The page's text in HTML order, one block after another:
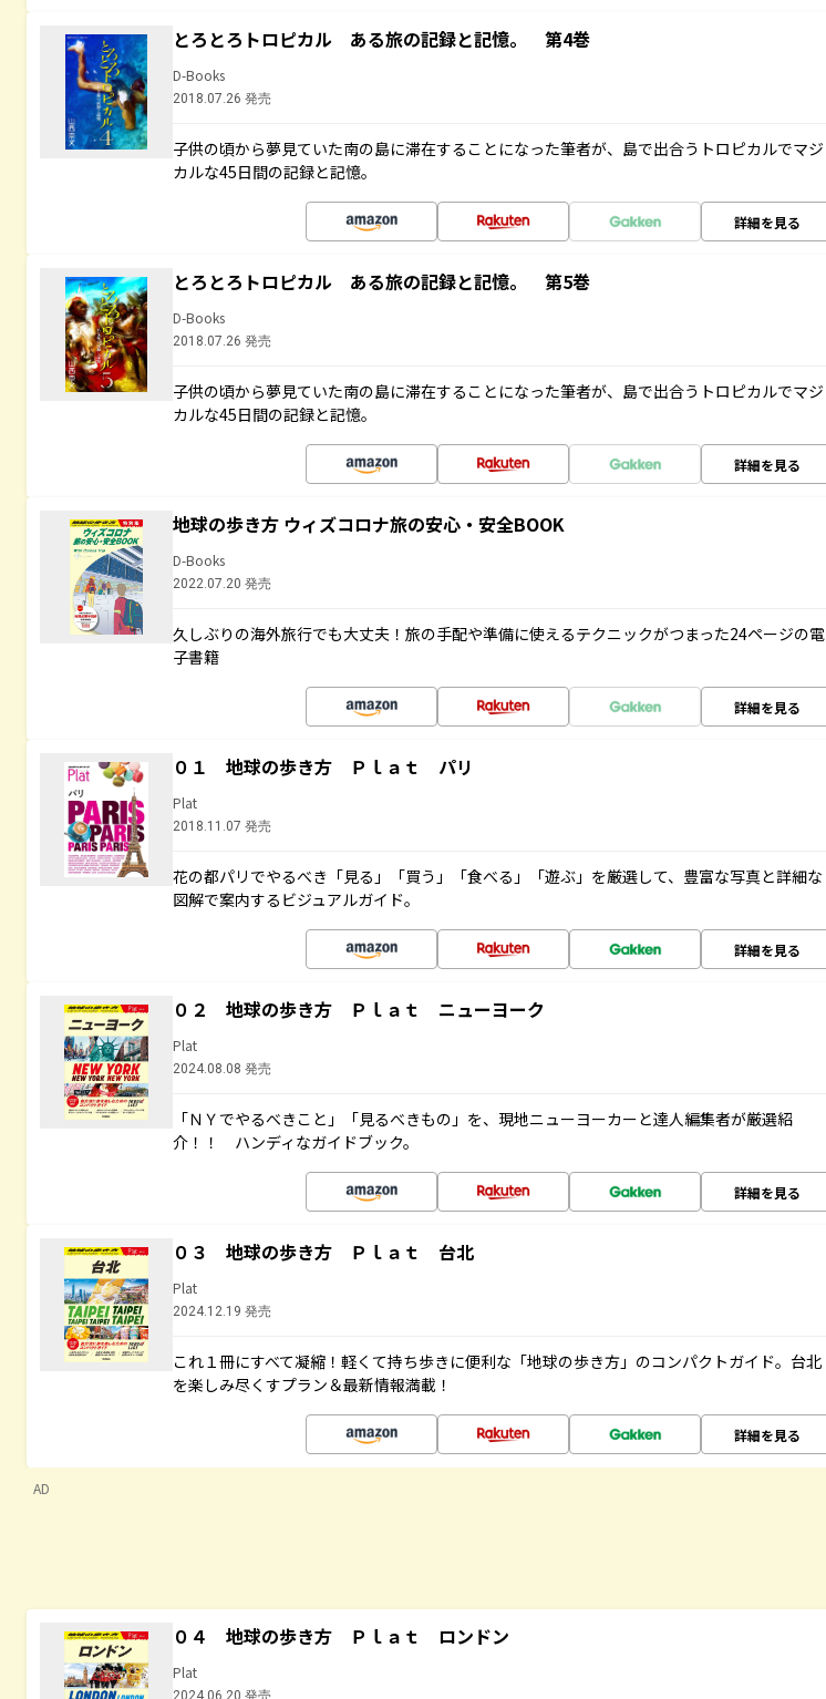
とろとろトロピカル ある旅の記録と記憶。 第4巻
D-Books
2018.07.26 発売
子供の頃から夢見ていた南の島に滞在することになった筆者が、島で出合うトロピカルでマジ
カルな45日間の記録と記憶。
詳細を見る
とろとろトロピカル ある旅の記録と記憶。 第5巻
D-Books
2018.07.26 発売
子供の頃から夢見ていた南の島に滞在することになった筆者が、島で出合うトロピカルでマジ
カルな45日間の記録と記憶。
詳細を見る
地球の歩き方 ウィズコロナ旅の安心・安全BOOK
D-Books
2022.07.20 発売
久しぶりの海外旅行でも大丈夫！旅の手配や準備に使えるテクニックがつまった24ページの電
子書籍
詳細を見る
０１ 地球の歩き方 Ｐｌａｔ パリ
Plat
2018.11.07 発売
花の都パリでやるべき「見る」「買う」「食べる」「遊ぶ」を厳選して、豊富な写真と詳細な
図解で案内するビジュアルガイド。
詳細を見る
０２ 地球の歩き方 Ｐｌａｔ ニューヨーク
Plat
2024.08.08 発売
「ＮＹでやるべきこと」「見るべきもの」を、現地ニューヨーカーと達人編集者が厳選紹
介！！ ハンディなガイドブック。
詳細を見る
０３ 地球の歩き方 Ｐｌａｔ 台北
Plat
2024.12.19 発売
これ１冊にすべて凝縮！軽くて持ち歩きに便利な「地球の歩き方」のコンパクトガイド。台北
を楽しみ尽くすプラン＆最新情報満載！
詳細を見る
AD
０４ 地球の歩き方 Ｐｌａｔ ロンドン
Plat
2024.06.20 発売